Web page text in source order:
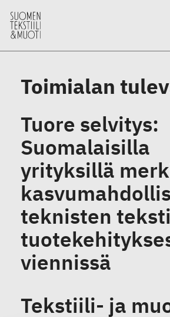
Toimialan
Tuore selvitys:
Suomalaisilla
yrityksillä
teknisten
viennissä
Tekstiili- ja